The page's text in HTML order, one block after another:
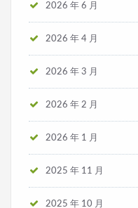
2026 年 6 月
2026 年 4 月
2026 年 3 月
2026 年 2 月
2026 年 1 月
2025 年 11 月
2025 年 10 月